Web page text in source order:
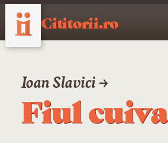
Cititorii.ro
Ioan Slavici →
Fiul cuiva